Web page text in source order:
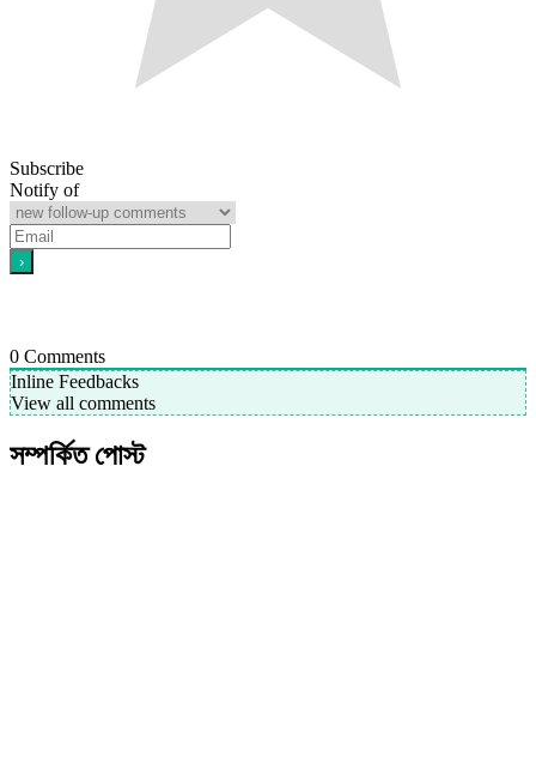
Subscribe
Notify of
0 Comments
Inline Feedbacks
View all comments
সম্পর্কিত পোস্ট